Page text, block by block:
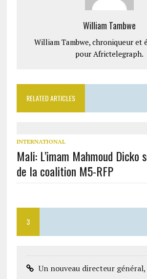
William Tambwe
William Tambwe, chroniqueur et
pour Africtelegraph.
RELATED ARTICLES
INTERNATIONAL
Mali: L’imam Mahmoud Dicko
de la coalition M5-RFP
3
Un nouveau directeur